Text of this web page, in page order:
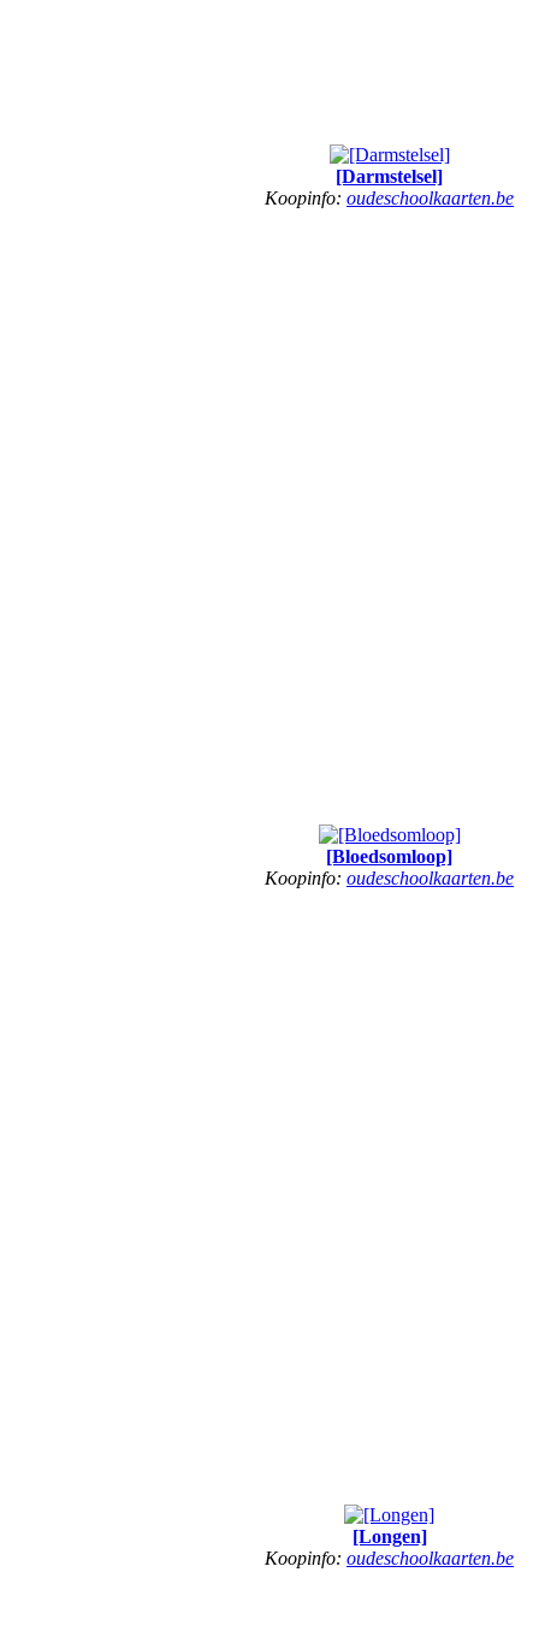
[Darmstelsel]
Koopinfo: oudeschoolkaarten.be
[Bloedsomloop]
Koopinfo: oudeschoolkaarten.be
[Longen]
Koopinfo: oudeschoolkaarten.be